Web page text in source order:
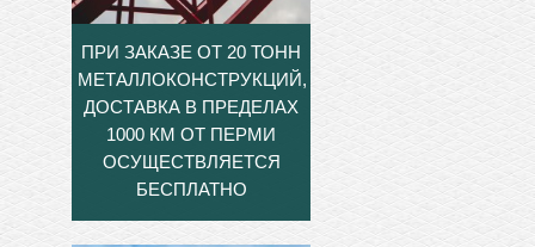
ПРИ ЗАКАЗЕ ОТ 20 ТОНН
МЕТАЛЛОКОНСТРУКЦИЙ,
ДОСТАВКА В ПРЕДЕЛАХ
1000 КМ ОТ ПЕРМИ
ОСУЩЕСТВЛЯЕТСЯ
БЕСПЛАТНО